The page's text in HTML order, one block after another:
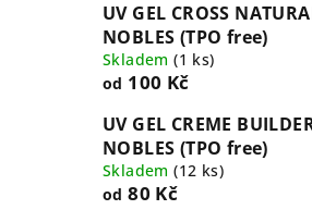
UV GEL CROSS
NOBLES (TPO free)
Skladem(1 ks)
od 100 Kč
UV GEL CREME
NOBLES (TPO free)
Skladem(12 ks)
od 80 Kč